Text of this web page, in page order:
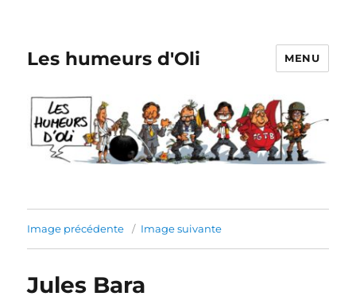
Les humeurs d'Oli MENU
Image précédente Image suivante
Jules Bara